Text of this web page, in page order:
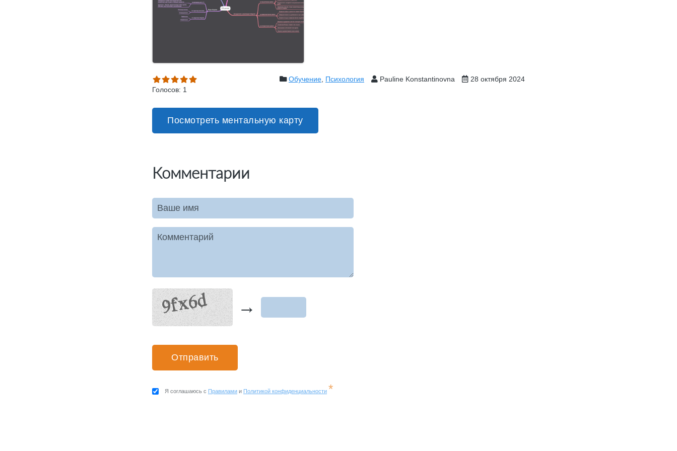
Голосов: 1
Обучение, Психология Pauline Konstantinovna 28 октября 2024
Посмотреть ментальную карту
Комментарии
Ваше имя
Комментарий
→
Я соглашаюсь с Правилами и Политикой конфиденциальности *